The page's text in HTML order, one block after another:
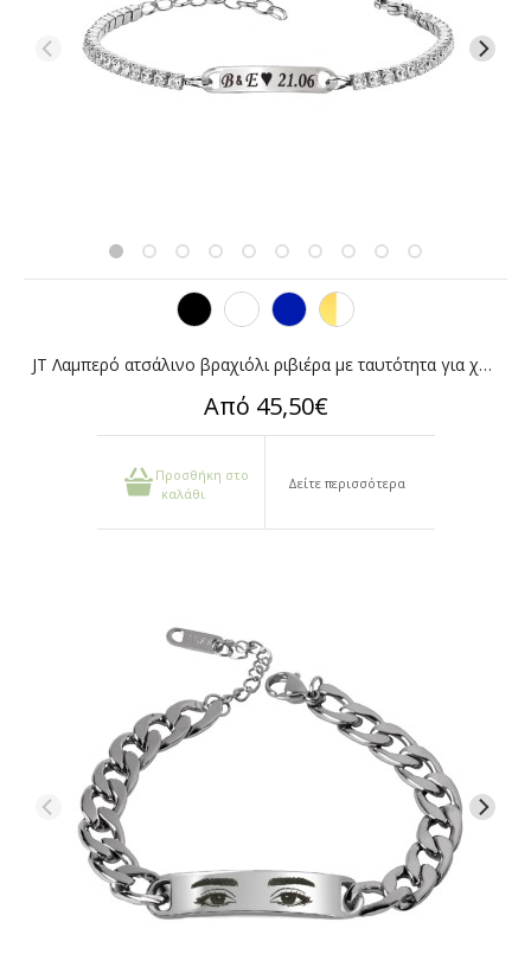
JT Λαμπερό ατσάλινο βραχιόλι ριβιέρα με ταυτότητα για χάραξη
Από 45,50€
Προσθήκη στο
καλάθι
Δείτε περισσότερα